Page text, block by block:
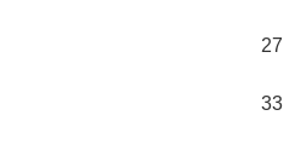
27
33